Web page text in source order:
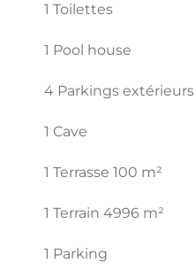
1 Toilettes
1 Pool house
4 Parkings extérieurs
1 Cave
1 Terrasse 100 m²
1 Terrain 4996 m²
1 Parking